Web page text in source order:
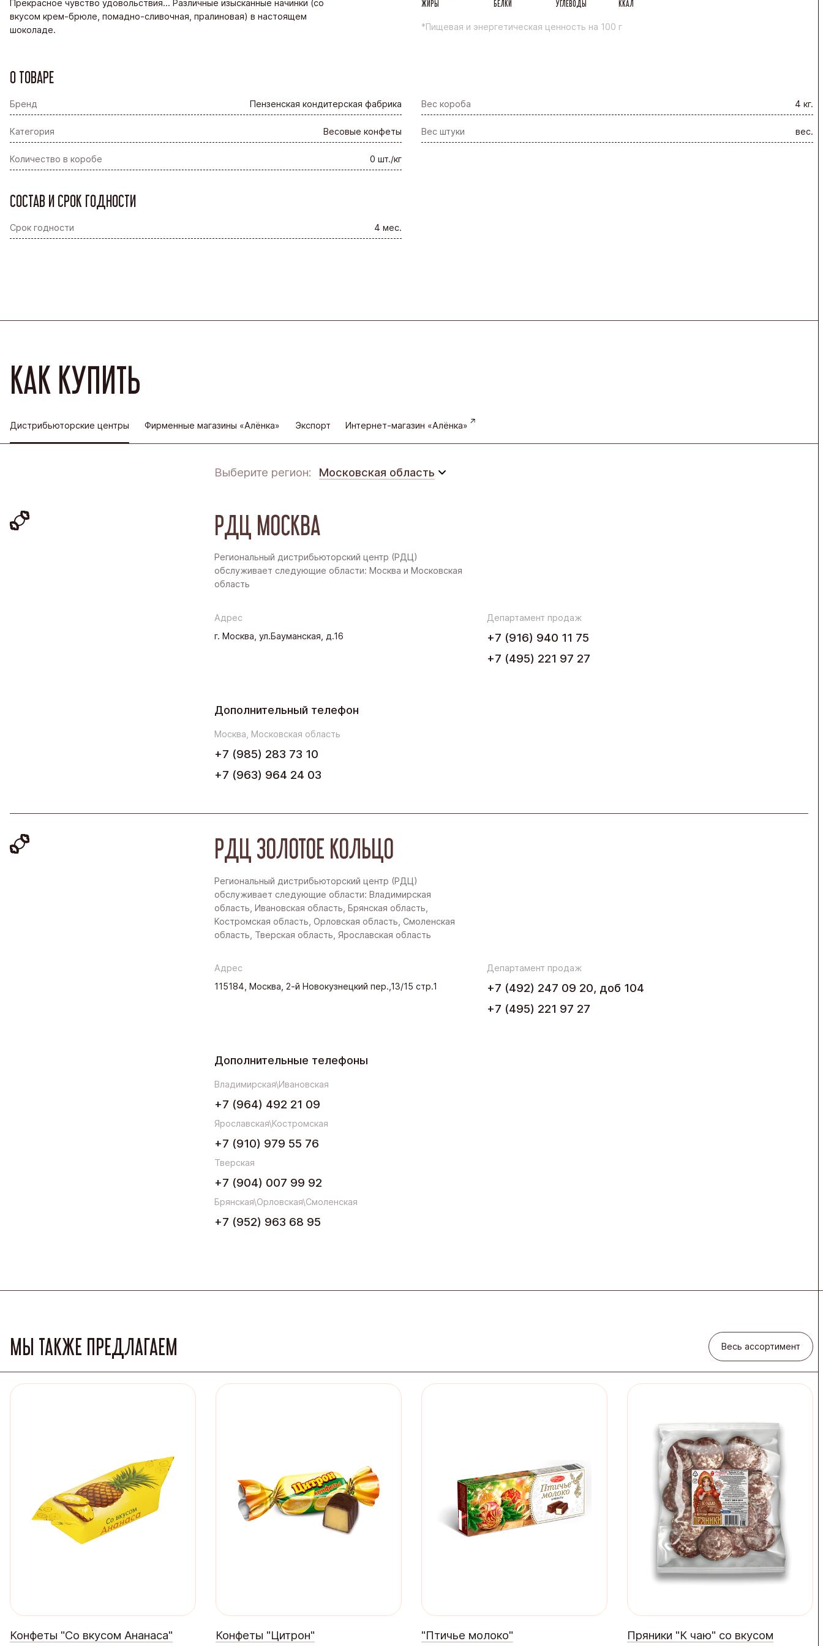
Прекрасное чувство удовольствия… Различные изысканные начинки (со
вкусом крем-брюле, помадно-сливочная, пралиновая) в настоящем
шоколаде.
ЖИРЫ БЕЛКИ УГЛЕВОДЫ ККАЛ
*Пищевая и энергетическая ценность на 100 г
О ТОВАРЕ
Бренд Пензенская кондитерская фабрика Вес короба 4 кг.
Категория Весовые конфеты Вес штуки вес.
Количество в коробе 0 шт./кг
СОСТАВ И СРОК ГОДНОСТИ
Срок годности 4 мес.
КАК КУПИТЬ
Дистрибьюторские центры Фирменные магазины «Алёнка» Экспорт Интернет-магазин «Алёнка»
Выберите регион: Московская область
Дальний Восток
Северо-Запад
РДЦ МОСКВА
Региональный дистрибьюторский центр (РДЦ)
обслуживает следующие области: Москва и Московская
область
Адрес
г. Москва, ул.Бауманская, д.16
Департамент продаж
+7 (916) 940 11 75
+7 (495) 221 97 27
Дополнительный телефон
Москва, Московская область
+7 (985) 283 73 10
+7 (963) 964 24 03
РДЦ ЗОЛОТОЕ КОЛЬЦО
Региональный дистрибьюторский центр (РДЦ)
обслуживает следующие области: Владимирская
область, Ивановская область, Брянская область,
Костромская область, Орловская область, Смоленская
область, Тверская область, Ярославская область
Адрес
115184, Москва, 2-й Новокузнецкий пер.,13/15 стр.1
Департамент продаж
+7 (492) 247 09 20, доб 104
+7 (495) 221 97 27
Дополнительные телефоны
Владимирская\Ивановская
+7 (964) 492 21 09
Ярославская\Костромская
+7 (910) 979 55 76
Тверская
+7 (904) 007 99 92
Брянская\Орловская\Смоленская
+7 (952) 963 68 95
МЫ ТАКЖЕ ПРЕДЛАГАЕМ Весь ассортимент
Конфеты "Со вкусом Ананаса" Конфеты "Цитрон" "Птичье молоко"
Пряники "К чаю" со вкусом